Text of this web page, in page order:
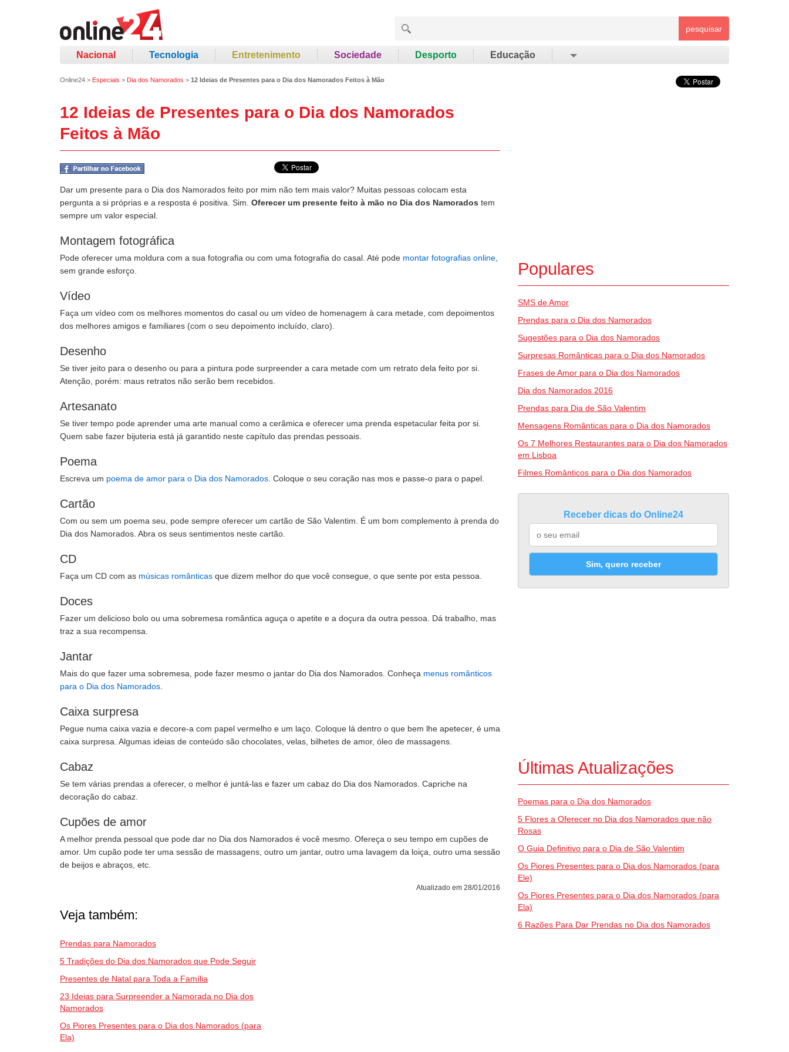
pesquisar
Nacional Tecnologia Entretenimento Sociedade Desporto Educação
Online24 > Especiais > Dia dos Namorados > 12 Ideias de Presentes para o Dia dos Namorados Feitos à Mão
12 Ideias de Presentes para o Dia dos Namorados
Feitos à Mão
Dar um presente para o Dia dos Namorados feito por mim não tem mais valor? Muitas pessoas colocam esta
pergunta a si próprias e a resposta é positiva. Sim. Oferecer um presente feito à mão no Dia dos Namorados tem
sempre um valor especial.
Montagem fotográfica
Pode oferecer uma moldura com a sua fotografia ou com uma fotografia do casal. Até pode montar fotografias online
sem grande esforço.
Vídeo
Faça um vídeo com os melhores momentos do casal ou um vídeo de homenagem à cara metade, com depoimentos
dos melhores amigos e familiares (com o seu depoimento incluído, claro).
Desenho
Se tiver jeito para o desenho ou para a pintura pode surpreender a cara metade com um retrato dela feito por si.
Atenção, porém: maus retratos não serão bem recebidos.
Artesanato
Se tiver tempo pode aprender uma arte manual como a cerâmica e oferecer uma prenda espetacular feita por si.
Quem sabe fazer bijuteria está já garantido neste capítulo das prendas pessoais.
Poema
Escreva um poema de amor para o Dia dos Namorados . Coloque o seu coração nas mos e passe-o para o papel.
Cartão
Com ou sem um poema seu, pode sempre oferecer um cartão de São Valentim. É um bom complemento à prenda do
Dia dos Namorados. Abra os seus sentimentos neste cartão.
CD
Faça um CD com as músicas românticas que dizem melhor do que você consegue, o que sente por esta pessoa.
Doces
Fazer um delicioso bolo ou uma sobremesa romântica aguça o apetite e a doçura da outra pessoa. Dá trabalho, mas
traz a sua recompensa.
Jantar
Mais do que fazer uma sobremesa, pode fazer mesmo o jantar do Dia dos Namorados. Conheça menus românticos
para o Dia dos Namorados
Caixa surpresa
Pegue numa caixa vazia e decore-a com papel vermelho e um laço. Coloque lá dentro o que bem lhe apetecer, é uma
caixa surpresa. Algumas ideias de conteúdo são chocolates, velas, bilhetes de amor, óleo de massagens.
Cabaz
Se tem várias prendas a oferecer, o melhor é juntá-las e fazer um cabaz do Dia dos Namorados. Capriche na
decoração do cabaz.
Cupões de amor
A melhor prenda pessoal que pode dar no Dia dos Namorados é você mesmo. Ofereça o seu tempo em cupões de
amor. Um cupão pode ter uma sessão de massagens, outro um jantar, outro uma lavagem da loiça, outro uma sessão
de beijos e abraços, etc.
Atualizado em 28/01/2016
Veja também:
Prendas para Namorados
5 Tradições do Dia dos Namorados que Pode Seguir
Presentes de Natal para Toda a Família
23 Ideias para Surpreender a Namorada no Dia dos
Namorados
Os Piores Presentes para o Dia dos Namorados (para
Ela)
Populares
SMS de Amor
Prendas para o Dia dos Namorados
Sugestões para o Dia dos Namorados
Surpresas Românticas para o Dia dos Namorados
Frases de Amor para o Dia dos Namorados
Dia dos Namorados 2016
Prendas para Dia de São Valentim
Mensagens Românticas para o Dia dos Namorados
Os 7 Melhores Restaurantes para o Dia dos Namorados
em Lisboa
Filmes Românticos para o Dia dos Namorados
Receber dicas do Online24
Sim, quero receber
Últimas Atualizações
Poemas para o Dia dos Namorados
5 Flores a Oferecer no Dia dos Namorados que não
Rosas
O Guia Definitivo para o Dia de São Valentim
Os Piores Presentes para o Dia dos Namorados (para
Ele)
Os Piores Presentes para o Dia dos Namorados (para
Ela)
6 Razões Para Dar Prendas no Dia dos Namorados